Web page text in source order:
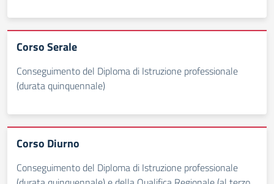
Corso Serale
Conseguimento del Diploma di Istruzione professionale
(durata quinquennale)
Corso Diurno
Conseguimento del Diploma di Istruzione professionale